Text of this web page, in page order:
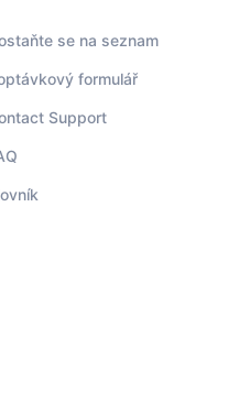
se na seznam
formulář
Support